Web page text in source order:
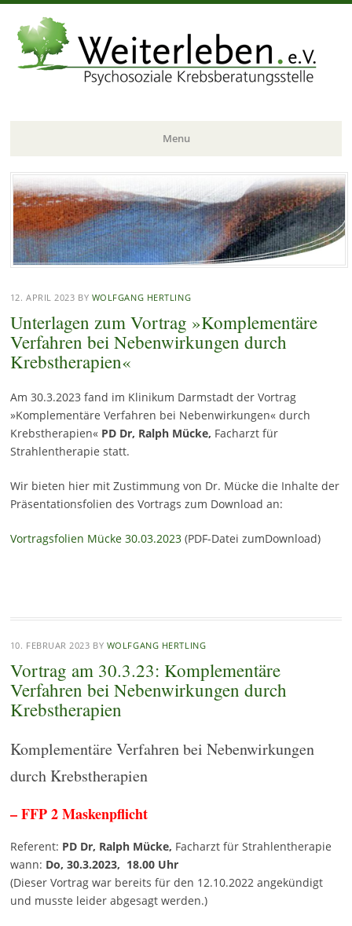
Menu
Skip
to
content
12. APRIL 2023 BY WOLFGANG HERTLING
Unterlagen zum Vortrag »Komplementäre
Verfahren bei Nebenwirkungen durch
Krebstherapien«
Am 30.3.2023 fand im Klinikum Darmstadt der Vortrag
»Komplementäre Verfahren bei Nebenwirkungen« durch
Krebstherapien« PD Dr, Ralph Mücke, Facharzt für
Strahlentherapie statt.
Wir bieten hier mit Zustimmung von Dr. Mücke die Inhalte der
Präsentationsfolien des Vortrags zum Download an:
Vortragsfolien Mücke 30.03.2023(PDF-Datei zumDownload)
10. FEBRUAR 2023 BY WOLFGANG HERTLING
Vortrag am 30.3.23: Komplementäre
Verfahren bei Nebenwirkungen durch
Krebstherapien
Komplementäre Verfahren bei Nebenwirkungen
durch Krebstherapien
– FFP 2 Maskenpflicht
Referent: PD Dr, Ralph Mücke, Facharzt für Strahlentherapie
wann: Do, 30.3.2023, 18.00 Uhr
(Dieser Vortrag war bereits für den 12.10.2022 angekündigt
und musste leider abgesagt werden.)